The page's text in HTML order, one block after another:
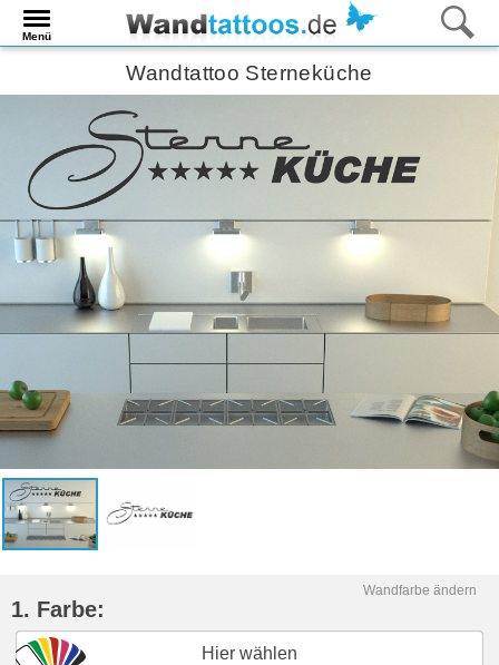
Menü
Wandtattoo Sterneküche
Wandfarbe ändern
1. Farbe:
Hier wählen